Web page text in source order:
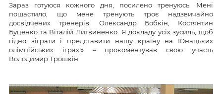
Зараз готуюся кожного дня, посилено тренуюсь. Мені
пощастило, що мене тренують троє надзвичайно
досвідчених тренерів: Олександр Бобкін, Костянтин
Буценко та Віталій Литвиненко. Я докладу усіх зусиль, щоб
гідно зіграти і представити нашу країну на Юнацьких
олімпійських іграх!» – прокоментував свою участь
Володимир Трошкін.